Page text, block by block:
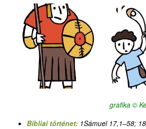
grafika ©
Bibliai történet: 1Sámuel 17,1–58;